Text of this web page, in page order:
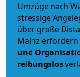
Umzüge nach
stressige
über große
Mainz
und
reibungslos